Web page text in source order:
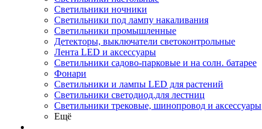
Светильники ночники
Светильники под лампу накаливания
Светильники промышленные
Детекторы, выключатели светоконтрольные
Лента LED и аксессуары
Светильники садово-парковые и на солн. батарее
Фонари
Светильники и лампы LED для растений
Светильники светодиод.для лестниц
Светильники трековые, шинопровод и аксессуары
Ещё